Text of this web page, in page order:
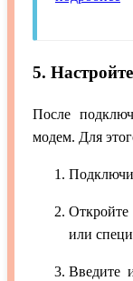
5.
После
модем. Для
Откройте
или
Введите